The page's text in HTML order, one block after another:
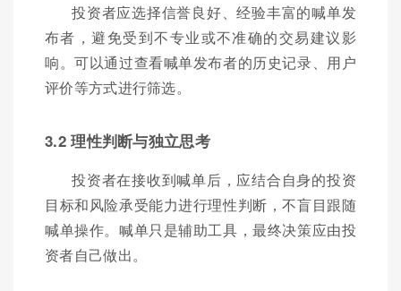
投资者应选择信誉良好、经验丰富的喊单发
布者，避免受到不专业或不准确的交易建议影
响。可以通过查看喊单发布者的历史记录、用户
评价等方式进行筛选。
3.2 理性判断与独立思考
投资者在接收到喊单后，应结合自身的投资
目标和风险承受能力进行理性判断，不盲目跟随
喊单操作。喊单只是辅助工具，最终决策应由投
资者自己做出。